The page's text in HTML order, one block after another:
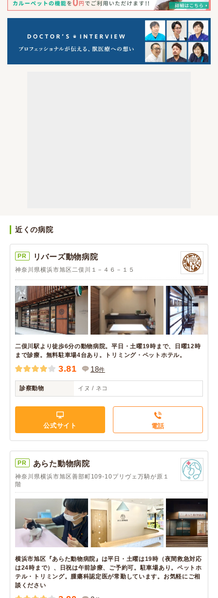
近くの病院
PR リバーズ動物病院
神奈川県横浜市旭区二俣川１－４６－１５
二俣川駅より徒歩6分の動物病院。平日・土曜19時まで、日曜12時
まで診療。無料駐車場4台あり。トリミング・ペットホテル。
3.81 18件
診察動物 イヌ / ネコ
公式サイト 電話
PR あらた動物病院
神奈川県横浜市旭区善部町109-10プリヴェ万騎が原１
階
横浜市旭区『あらた動物病院』は平日・土曜は19時（夜間救急対応
は24時まで）、日祝は午前診療、ご予約可。駐車場あり。ペットホ
テル・トリミング。腫瘍科認定医が常勤しています。お気軽にご相
談ください